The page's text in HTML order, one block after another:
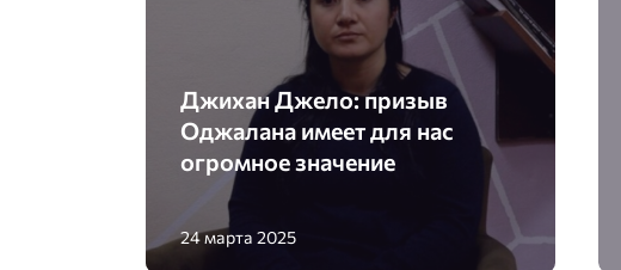
Джихан Джело: призыв
Оджалана имеет для нас
огромное значение
24 марта 2025